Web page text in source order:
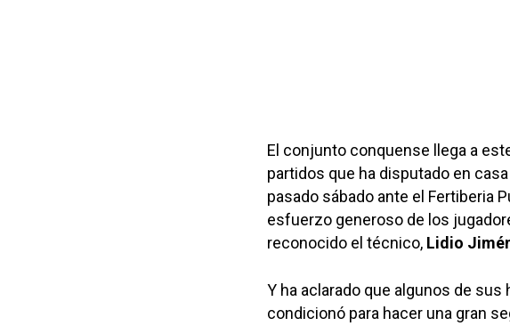
El conjunto conquense llega a
partidos que ha disputado en
pasado sábado ante el Fertiberia
esfuerzo generoso de los
reconocido el técnico, Lidio
Y ha aclarado que algunos de
condicionó para hacer una gran